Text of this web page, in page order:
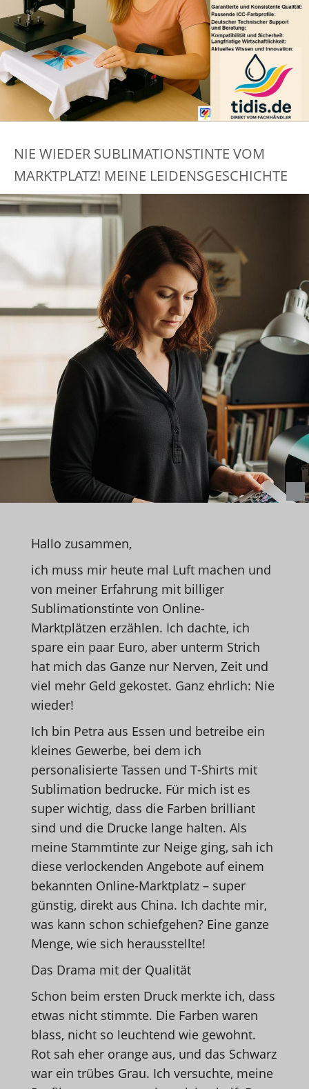
NIE WIEDER SUBLIMATIONSTINTE VOM
MARKTPLATZ! MEINE LEIDENSGESCHICHTE
Hallo zusammen,
ich muss mir heute mal Luft machen und
von meiner Erfahrung mit billiger
Sublimationstinte von Online-
Marktplätzen erzählen. Ich dachte, ich
spare ein paar Euro, aber unterm Strich
hat mich das Ganze nur Nerven, Zeit und
viel mehr Geld gekostet. Ganz ehrlich: Nie
wieder!
Ich bin Petra aus Essen und betreibe ein
kleines Gewerbe, bei dem ich
personalisierte Tassen und T-Shirts mit
Sublimation bedrucke. Für mich ist es
super wichtig, dass die Farben brilliant
sind und die Drucke lange halten. Als
meine Stammtinte zur Neige ging, sah ich
diese verlockenden Angebote auf einem
bekannten Online-Marktplatz – super
günstig, direkt aus China. Ich dachte mir,
was kann schon schiefgehen? Eine ganze
Menge, wie sich herausstellte!
Das Drama mit der Qualität
Schon beim ersten Druck merkte ich, dass
etwas nicht stimmte. Die Farben waren
blass, nicht so leuchtend wie gewohnt.
Rot sah eher orange aus, und das Schwarz
war ein trübes Grau. Ich versuchte, meine